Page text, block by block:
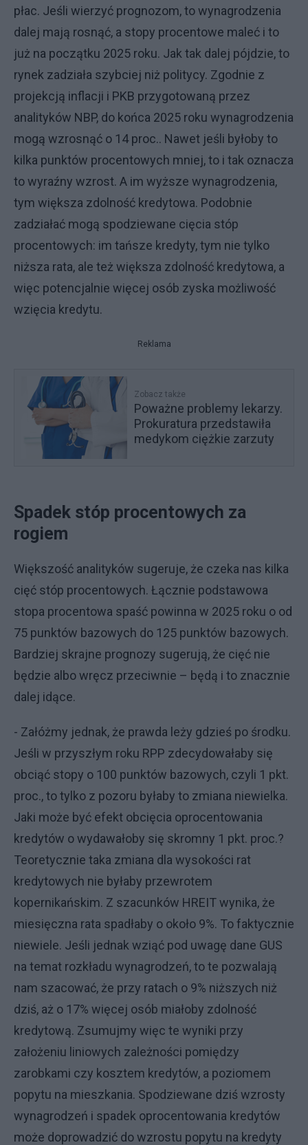
płac. Jeśli wierzyć prognozom, to wynagrodzenia
dalej mają rosnąć, a stopy procentowe maleć i to
już na początku 2025 roku. Jak tak dalej pójdzie, to
rynek zadziała szybciej niż politycy. Zgodnie z
projekcją inflacji i PKB przygotowaną przez
analityków NBP, do końca 2025 roku wynagrodzenia
mogą wzrosnąć o 14 proc.. Nawet jeśli byłoby to
kilka punktów procentowych mniej, to i tak oznacza
to wyraźny wzrost. A im wyższe wynagrodzenia,
tym większa zdolność kredytowa. Podobnie
zadziałać mogą spodziewane cięcia stóp
procentowych: im tańsze kredyty, tym nie tylko
niższa rata, ale też większa zdolność kredytowa, a
więc potencjalnie więcej osób zyska możliwość
wzięcia kredytu.
Reklama
Zobacz także
Poważne problemy lekarzy.
Prokuratura przedstawiła
medykom ciężkie zarzuty
Spadek stóp procentowych za
rogiem
Większość analityków sugeruje, że czeka nas kilka
cięć stóp procentowych. Łącznie podstawowa
stopa procentowa spaść powinna w 2025 roku o od
75 punktów bazowych do 125 punktów bazowych.
Bardziej skrajne prognozy sugerują, że cięć nie
będzie albo wręcz przeciwnie – będą i to znacznie
dalej idące.
- Załóżmy jednak, że prawda leży gdzieś po środku.
Jeśli w przyszłym roku RPP zdecydowałaby się
obciąć stopy o 100 punktów bazowych, czyli 1 pkt.
proc., to tylko z pozoru byłaby to zmiana niewielka.
Jaki może być efekt obcięcia oprocentowania
kredytów o wydawałoby się skromny 1 pkt. proc.?
Teoretycznie taka zmiana dla wysokości rat
kredytowych nie byłaby przewrotem
kopernikańskim. Z szacunków HREIT wynika, że
miesięczna rata spadłaby o około 9%. To faktycznie
niewiele. Jeśli jednak wziąć pod uwagę dane GUS
na temat rozkładu wynagrodzeń, to te pozwalają
nam szacować, że przy ratach o 9% niższych niż
dziś, aż o 17% więcej osób miałoby zdolność
kredytową. Zsumujmy więc te wyniki przy
założeniu liniowych zależności pomiędzy
zarobkami czy kosztem kredytów, a poziomem
popytu na mieszkania. Spodziewane dziś wzrosty
wynagrodzeń i spadek oprocentowania kredytów
może doprowadzić do wzrostu popytu na kredyty